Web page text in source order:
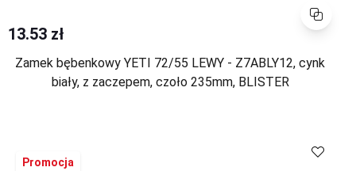
Porównaj
13.53 zł
Zamek bębenkowy YETI 72/55 LEWY - Z7ABLY12, cynk
biały, z zaczepem, czoło 235mm, BLISTER
Promocja